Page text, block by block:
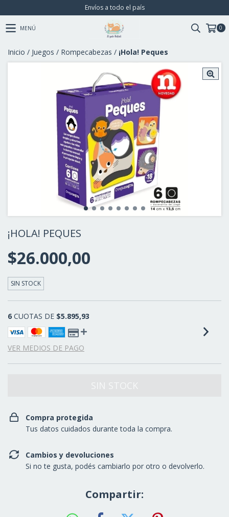
Envíos a todo el país
MENÚ 0
Inicio / Juegos / Rompecabezas / ¡Hola! Peques
¡HOLA! PEQUES
$26.000,00
SIN STOCK
6 CUOTAS DE $5.895,93
VER MEDIOS DE PAGO
Compra protegida
Tus datos cuidados durante toda la compra.
Cambios y devoluciones
Si no te gusta, podés cambiarlo por otro o devolverlo.
Compartir: